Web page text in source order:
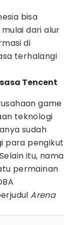
bisa
dari alur
di
terhalangi
Tencent
game
teknologi
sudah
para pengikut
itu, nama
permainan
Arena